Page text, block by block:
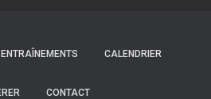
ENTRAÎNEMENTS CALENDRIER
CONTACT